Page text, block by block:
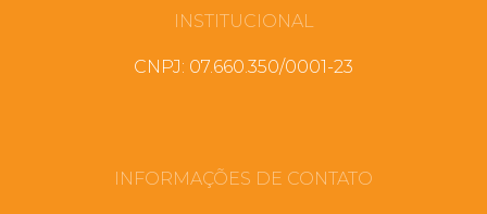
INSTITUCIONAL
CNPJ: 07.660.350/0001-23
INFORMAÇÕES DE CONTATO